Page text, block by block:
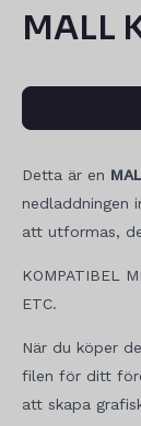
MALL
Detta är en
nedladdningen
att utformas,
KOMPATIBEL
ETC.
När du köper
filen för ditt
att skapa